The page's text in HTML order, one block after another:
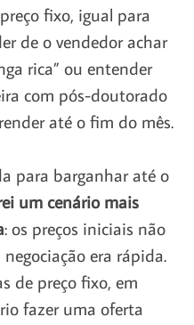
fixo, igual para
de o vendedor achar
rica” ou entender
com pós-doutorado
até o fim do mês.
para barganhar até o
um cenário mais
: os preços iniciais não
era rápida.
de preço fixo, em
fazer uma oferta